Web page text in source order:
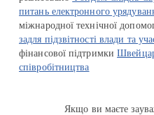
питань електронного
міжнародної технічної
задля підзвітності влади та
фінансової підтримки
співробітництва
Якщо ви маєте